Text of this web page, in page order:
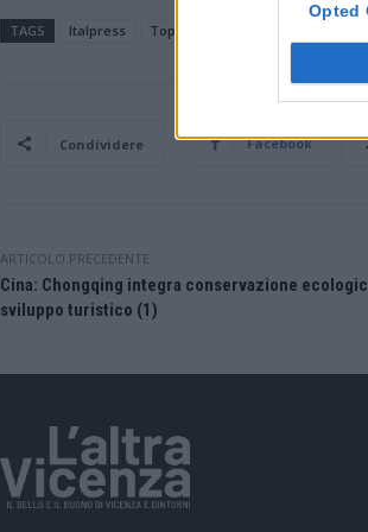
Opted
TAGS Italpress TopNewsItalia
Condividere Facebook
ARTICOLO PRECEDENTE
Cina: Chongqing integra conservazione
sviluppo turistico (1)